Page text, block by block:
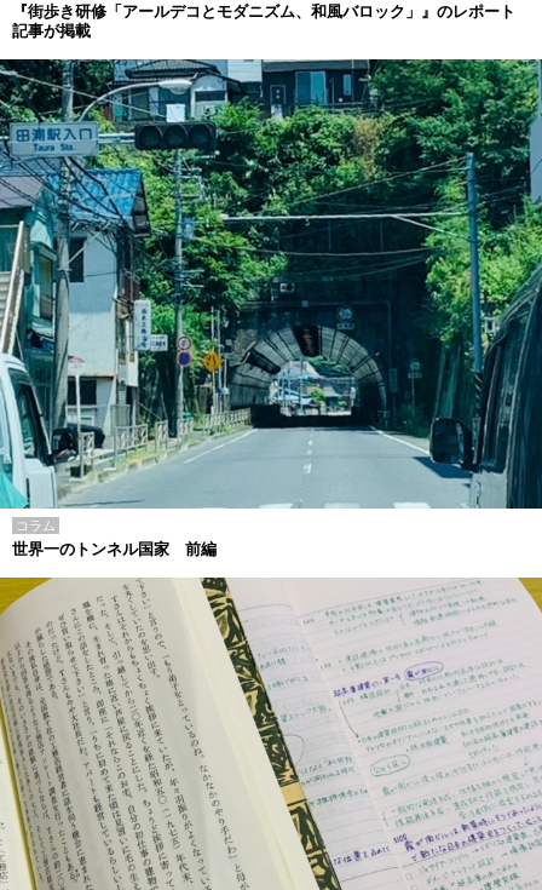
『街歩き研修「アールデコとモダニズム、和風バロック」』のレポート
記事が掲載
コラム
世界一のトンネル国家 前編